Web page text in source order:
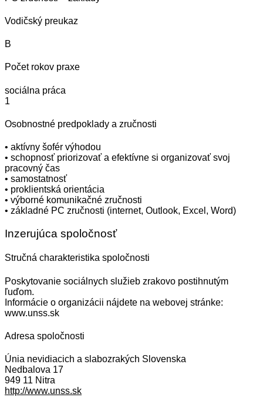
Vodičský preukaz
B
Počet rokov praxe
sociálna práca
1
Osobnostné predpoklady a zručnosti
• aktívny šofér výhodou
• schopnosť priorizovať a efektívne si organizovať svoj
pracovný čas
• samostatnosť
• proklientská orientácia
• výborné komunikačné zručnosti
• základné PC zručnosti (internet, Outlook, Excel, Word)
Inzerujúca spoločnosť
Stručná charakteristika spoločnosti
Poskytovanie sociálnych služieb zrakovo postihnutým
ľuďom.
Informácie o organizácii nájdete na webovej stránke:
www.unss.sk
Adresa spoločnosti
Únia nevidiacich a slabozrakých Slovenska
Nedbalova 17
949 11 Nitra
http://www.unss.sk